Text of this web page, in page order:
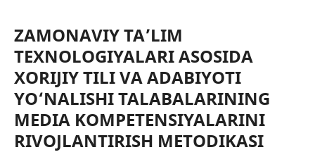
ZAMONAVIY TA’LIM
TEXNOLOGIYALARI ASOSIDA
XORIJIY TILI VA ADABIYOTI
YO‘NALISHI TALABALARINING
MEDIA KOMPETENSIYALARINI
RIVOJLANTIRISH METODIKASI